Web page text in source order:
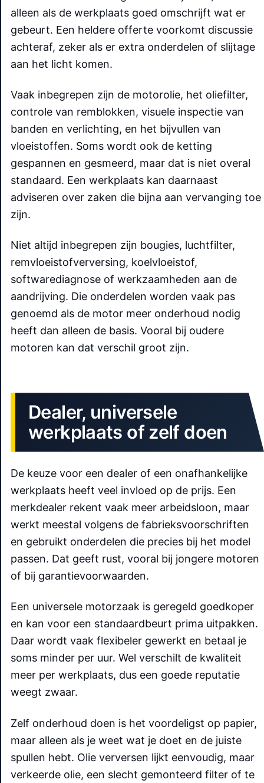
alleen als de werkplaats goed omschrijft wat er
gebeurt. Een heldere offerte voorkomt discussie
achteraf, zeker als er extra onderdelen of slijtage
aan het licht komen.
Vaak inbegrepen zijn de motorolie, het oliefilter,
controle van remblokken, visuele inspectie van
banden en verlichting, en het bijvullen van
vloeistoffen. Soms wordt ook de ketting
gespannen en gesmeerd, maar dat is niet overal
standaard. Een werkplaats kan daarnaast
adviseren over zaken die bijna aan vervanging toe
zijn.
Niet altijd inbegrepen zijn bougies, luchtfilter,
remvloeistofverversing, koelvloeistof,
softwarediagnose of werkzaamheden aan de
aandrijving. Die onderdelen worden vaak pas
genoemd als de motor meer onderhoud nodig
heeft dan alleen de basis. Vooral bij oudere
motoren kan dat verschil groot zijn.
Dealer, universele
werkplaats of zelf doen
De keuze voor een dealer of een onafhankelijke
werkplaats heeft veel invloed op de prijs. Een
merkdealer rekent vaak meer arbeidsloon, maar
werkt meestal volgens de fabrieksvoorschriften
en gebruikt onderdelen die precies bij het model
passen. Dat geeft rust, vooral bij jongere motoren
of bij garantievoorwaarden.
Een universele motorzaak is geregeld goedkoper
en kan voor een standaardbeurt prima uitpakken.
Daar wordt vaak flexibeler gewerkt en betaal je
soms minder per uur. Wel verschilt de kwaliteit
meer per werkplaats, dus een goede reputatie
weegt zwaar.
Zelf onderhoud doen is het voordeligst op papier,
maar alleen als je weet wat je doet en de juiste
spullen hebt. Olie verversen lijkt eenvoudig, maar
verkeerde olie, een slecht gemonteerd filter of te